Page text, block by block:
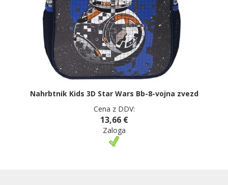
Nahrbtnik Kids 3D Star Wars Bb-8-vojna zvezd
Cena z DDV:
13,66 €
Zaloga